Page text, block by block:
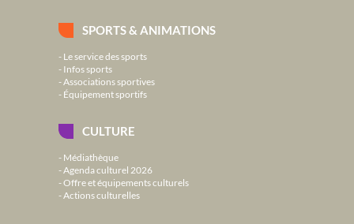
SPORTS & ANIMATIONS
Le service des sports
Infos sports
Associations sportives
Équipement sportifs
CULTURE
Médiathèque
Agenda culturel 2026
Offre et équipements culturels
Actions culturelles